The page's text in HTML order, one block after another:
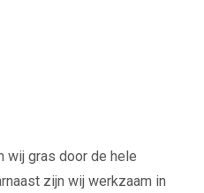
wij gras door de hele
zijn wij werkzaam in